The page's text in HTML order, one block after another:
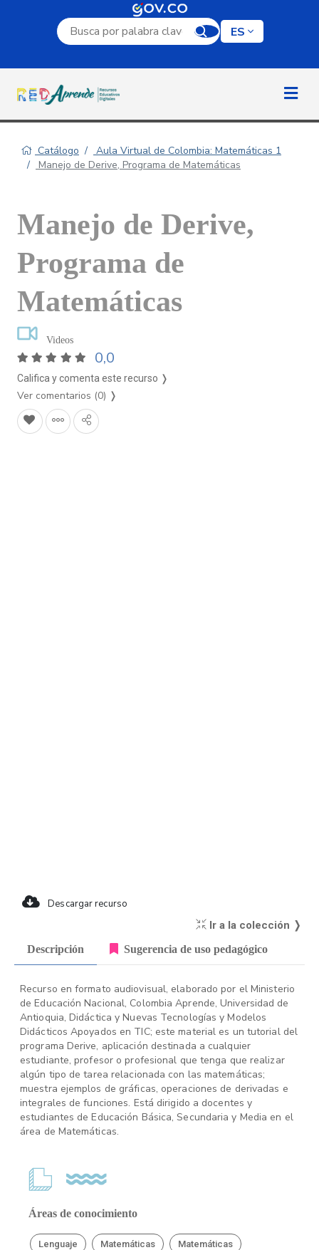
Campo de búsqueda por palabra clave
ES
Catálogo
Aula Virtual de Colombia: Matemáticas 1
Manejo de Derive, Programa de Matemáticas
Manejo de Derive,
Programa de
Matemáticas
Videos
0,0
Califica y comenta este recurso ❭
Ver comentarios (0) ❭
Descargar recurso
Ir a la colección ❭
Descripción Sugerencia de uso pedagógico
Recurso en formato audiovisual, elaborado por el Ministerio
de Educación Nacional, Colombia Aprende, Universidad de
Antioquia, Didáctica y Nuevas Tecnologías y Modelos
Didácticos Apoyados en TIC; este material es un tutorial del
programa Derive, aplicación destinada a cualquier
estudiante, profesor o profesional que tenga que realizar
algún tipo de tarea relacionada con las matemáticas;
muestra ejemplos de gráficas, operaciones de derivadas e
integrales de funciones. Está dirigido a docentes y
estudiantes de Educación Básica, Secundaria y Media en el
área de Matemáticas.
Áreas de conocimiento
Lenguaje Matemáticas Matemáticas